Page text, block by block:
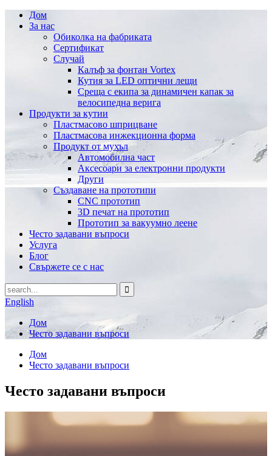
Дом
За нас
Обиколка на фабриката
Сертификат
Случай
Калъф за фонтан Vortex
Кутия за LED оптични лещи
Среща с екипа за динамичен капак за
велосипедна верига
Продукти за кутии
Пластмасово шприцване
Пластмасова инжекционна форма
Продукт от мухъл
Автомобилна част
Аксесоари за електронни продукти
Други
Създаване на прототипи
CNC прототип
3D печат на прототип
Прототип за вакуумно леене
Често задавани въпроси
Услуга
Блог
Свържете се с нас
English
Дом
Често задавани въпроси
Дом
Често задавани въпроси
Често задавани въпроси